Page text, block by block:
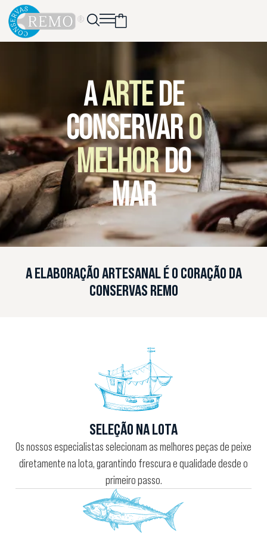
AARTEDE
CONSERVARO
MELHORDO
MAR
A ELABORAÇÃO ARTESANAL É O CORAÇÃO DA
CONSERVAS REMO
SELEÇÃO NA LOTA
Os nossos especialistas selecionam as melhores peças de peixe
diretamente na lota, garantindo frescura e qualidade desde o
primeiro passo.